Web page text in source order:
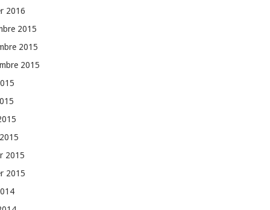
2016
2015
2015
2015
2015
2015